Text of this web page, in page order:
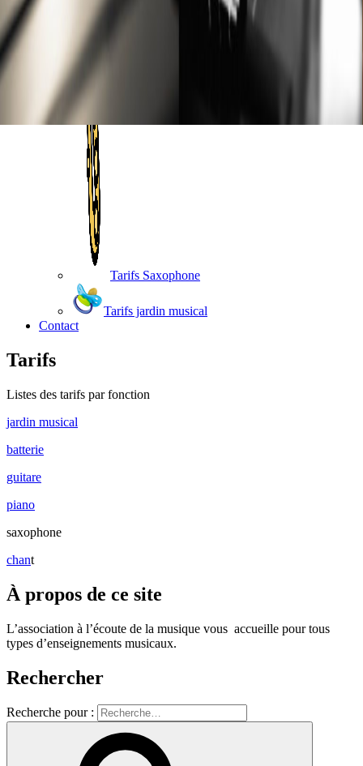
Tarifs Saxophone
Tarifs jardin musical
Contact
Tarifs
Listes des tarifs par fonction
jardin musical
batterie
guitare
piano
saxophone
chant
À propos de ce site
L’association à l’écoute de la musique vous accueille pour tous
types d’enseignements musicaux.
Rechercher
Recherche pour :